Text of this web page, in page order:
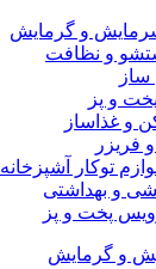
و گرمایش
و نظافت
ساز
و پز
و غذاساز
فریزر
توکار آشپزخانه
و بهداشتی
پخت و پز
و گرمایش